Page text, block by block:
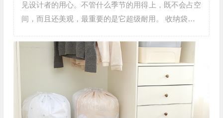
见设计者的用心。不管什么季节的用得上，既不会占空
间，而且还美观，最重要的是它超级耐用。 收纳袋…